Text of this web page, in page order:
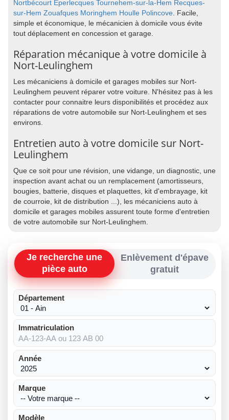
Nortbécourt Éperlecques Tournehem-sur-la-Hem Recques-
sur-Hem Zouafques Moringhem Houlle Polincove. Facile,
simple et économique, le mécanicien à domicile vous évite
tout déplacement en concession et garage.
Réparation mécanique à votre domicile à
Nort-Leulinghem
Les mécaniciens à domicile et garages mobiles sur Nort-
Leulinghem peuvent réparer votre voiture. N'hésitez pas à les
contacter pour connaitre leurs disponibilités et procédez aux
réparations de votre automobile sur Nort-Leulinghem et ses
environs.
Entretien auto à votre domicile sur Nort-
Leulinghem
Que ce soit pour une révision, une vidange, un diagnostic, une
inspection avant achat ou un remplacement (amortisseurs,
bougies, batterie, disques et plaquettes, kit d'embrayage, kit
de courroie, kit de distribution ...), les mécaniciens auto à
domicile et garages mobiles assurent toute forme d'entretien
de votre automobile sur Nort-Leulinghem.
Je recherche une
pièce auto
Enlèvement d'épave
gratuit
Département
Immatriculation
Année
Marque
Modèle